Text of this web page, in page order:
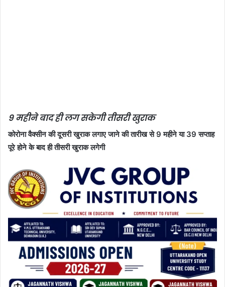
9 महीने बाद ही लग सकेगी तीसरी खुराक
कोरोना वैक्सीन की दूसरी खुराक लगाए जाने की तारीख से 9 महीने या 39 सप्ताह
पूरे होने के बाद ही तीसरी खुराक लगेगी